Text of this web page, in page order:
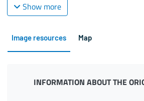
Show more
Image resources Map
INFORMATION ABOUT THE